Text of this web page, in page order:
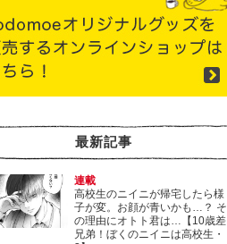
最新記事
連載
高校生のニイニが帰宅したら様
子が変。お顔が青いかも…？ そ
の理由にオトト君は…【10歳差
兄弟！ぼくのニイニは高校生・